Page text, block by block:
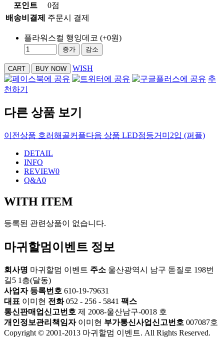
포인트
0점
배송비결제
주문시 결제
플라워스컬 행잉데코 (+0원)
증가 감소
WISH
추
천하기
다른 상품 보기
이전상품 호러해골커플다음 상품 LED점등거미2입 (퍼플)
DETAIL
INFO
REVIEW0
Q&A0
WITH ITEM
등록된 관련상품이 없습니다.
마귀할멈이벤트 정보
회사명 마귀할멈 이벤트 주소 울산광역시 남구 돋질로 198번
길5 1층(달동)
사업자 등록번호 610-19-79631
대표 이미현 전화052 - 256 - 5841 팩스
통신판매업신고번호 제 2008-울산남구-0018 호
개인정보관리책임자이미현 부가통신사업신고번호 007087호
Copyright © 2001-2013 마귀할멈 이벤트. All Rights Reserved.